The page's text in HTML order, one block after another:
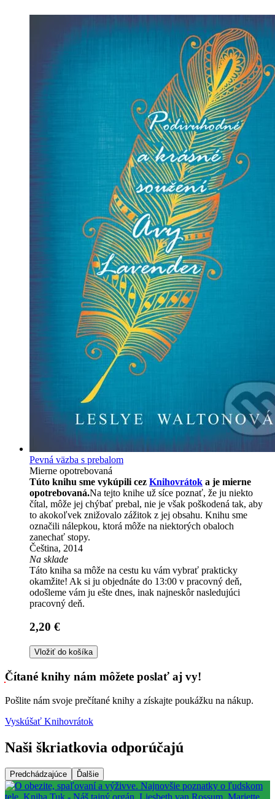
Pevná väzba s prebalom
Mierne opotrebovaná
Túto knihu sme vykúpili cez Knihovrátok a je mierne
opotrebovaná.Na tejto knihe už síce poznať, že ju niekto
čítal, môže jej chýbať prebal, nie je však poškodená tak, aby
to akokoľvek znižovalo zážitok z jej obsahu. Knihu sme
označili nálepkou, ktorá môže na niektorých obaloch
zanechať stopy.
Čeština, 2014
Na sklade
Táto kniha sa môže na cestu ku vám vybrať prakticky
okamžite! Ak si ju objednáte do 13:00 v pracovný deň,
odošleme vám ju ešte dnes, inak najneskôr nasledujúci
pracovný deň.
2,20 €
Vložiť do košíka
Čítané knihy nám môžete poslať aj vy!
Pošlite nám svoje prečítané knihy a získajte poukážku na nákup.
Vyskúšať Knihovrátok
Naši škriatkovia odporúčajú
Predchádzajúce Ďalšie